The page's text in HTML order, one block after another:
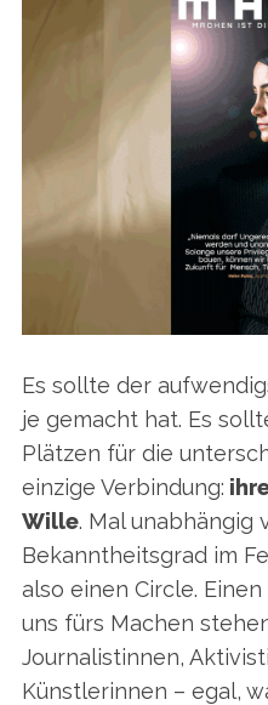
Es sollte der
je gemacht hat. Es
Plätzen für die
einzige Verbindung:
Wille. Mal unabhängig
Bekanntheitsgrad im
also einen Circle.
uns fürs Machen
Journalistinnen,
Künstlerinnen – egal,